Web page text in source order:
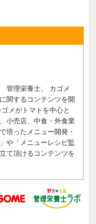
管理栄養士。 カゴメ
関するコンテンツを開
メがトマトを中心と
小売店、中食・外食業
培ったメニュー開発・
や「メニューレシピ監
て頂けるコンテンツを